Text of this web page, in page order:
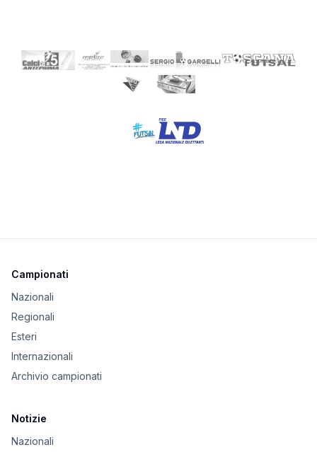
Campionati
Nazionali
Regionali
Esteri
Internazionali
Archivio campionati
Notizie
Nazionali